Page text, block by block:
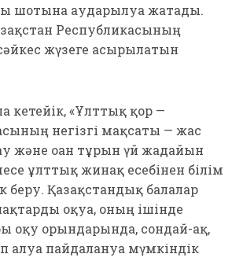
шотына аударылуға жатады.
Республикасының
жүзеге асырылатын
кетейік, «Ұлттық қор —
негізгі мақсаты — жас
және оған тұрғын үй жағдайын
ұлттық жинақ есебінен білім
беру. Қазақстандық балалар
оқуға, оның ішінде
оқу орындарында, сондай-ақ,
алуға пайдалануға мүмкіндік